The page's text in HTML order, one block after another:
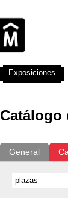
Catálogo
General
Exposiciones